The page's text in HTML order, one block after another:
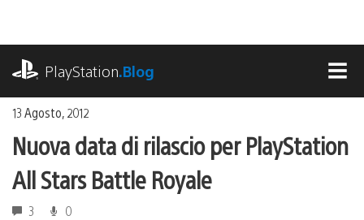
contenuto
PlayStation.Blog
13 Agosto, 2012
Nuova data di rilascio per PlayStation
All Stars Battle Royale
3 0